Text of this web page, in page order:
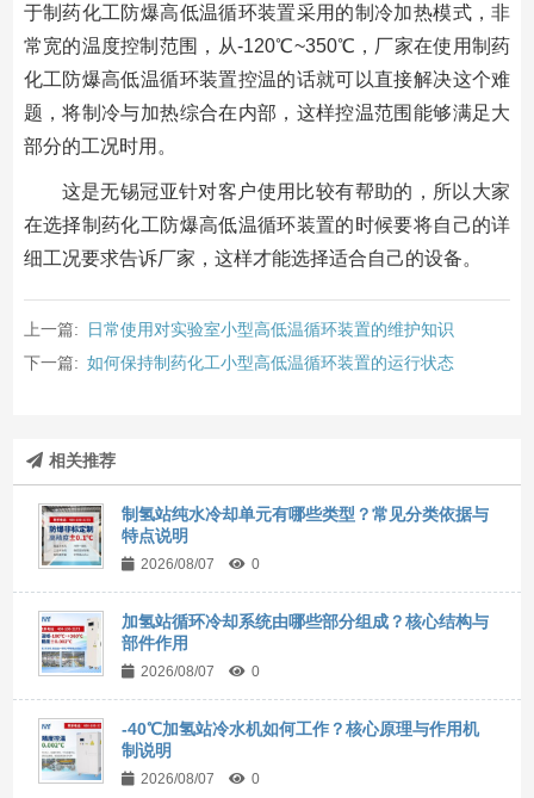
于制药化工防爆高低温循环装置采用的制冷加热模式，非
常宽的温度控制范围，从-120℃~350℃，厂家在使用制药
化工防爆高低温循环装置控温的话就可以直接解决这个难
题，将制冷与加热综合在内部，这样控温范围能够满足大
部分的工况时用。
这是无锡冠亚针对客户使用比较有帮助的，所以大家
在选择制药化工防爆高低温循环装置的时候要将自己的详
细工况要求告诉厂家，这样才能选择适合自己的设备。
上一篇:
日常使用对实验室小型高低温循环装置的维护知识
下一篇: 如何保持制药化工小型高低温循环装置的运行状态
相关推荐
制氢站纯水冷却单元有哪些类型？常见分类依据与
特点说明
2026/08/07 0
加氢站循环冷却系统由哪些部分组成？核心结构与
部件作用
2026/08/07 0
-40℃加氢站冷水机如何工作？核心原理与作用机
制说明
2026/08/07 0